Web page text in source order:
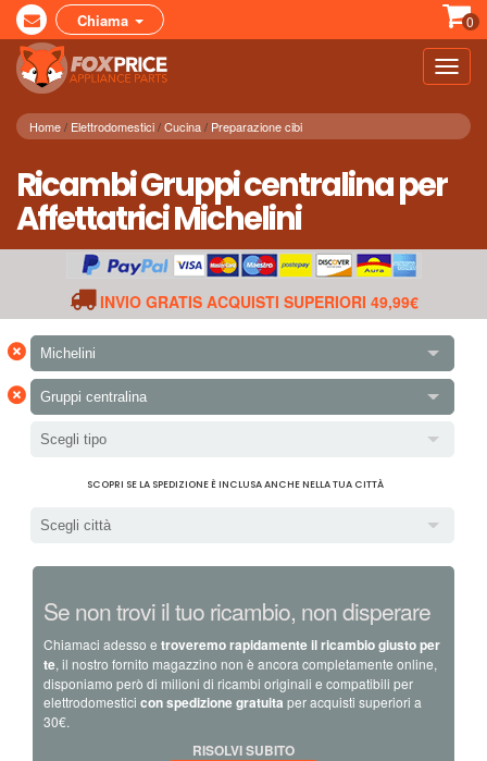
Chiama 0
Home Elettrodomestici Cucina Preparazione cibi
Ricambi Gruppi centralina per
Affettatrici Michelini
INVIO GRATIS ACQUISTI SUPERIORI 49,99€
× Michelini
× Gruppi centralina
Scegli tipo
SCOPRI SE LA SPEDIZIONE È INCLUSA ANCHE NELLA TUA CITTÀ
Scegli città
Se non trovi il tuo ricambio, non disperare
Chiamaci adesso e troveremo rapidamente il ricambio giusto per
te, il nostro fornito magazzino non è ancora completamente online,
disponiamo però di milioni di ricambi originali e compatibili per
elettrodomestici con spedizione gratuita per acquisti superiori a
30€.
RISOLVI SUBITO